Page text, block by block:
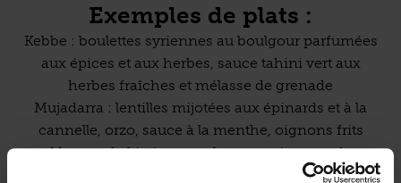
Exemples de plats :
Kebbe : boulettes syriennes au boulgour parfumées
aux épices et aux herbes, sauce tahini vert aux
herbes fraîches et mélasse de grenade
Mujadarra : lentilles mijotées aux épinards et à la
cannelle, orzo, sauce à la menthe, oignons frits
Mousse de kiwi, streusel coco, guimauve de